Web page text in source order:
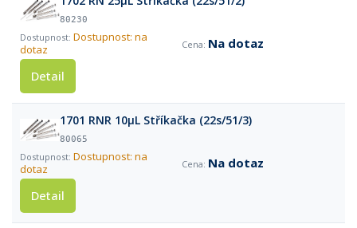
80230
Dostupnost: na
dotaz
Na dotaz
Detail
1701 RNR 10µL Stříkačka (22s/51/3)
80065
Dostupnost: na
dotaz
Na dotaz
Detail